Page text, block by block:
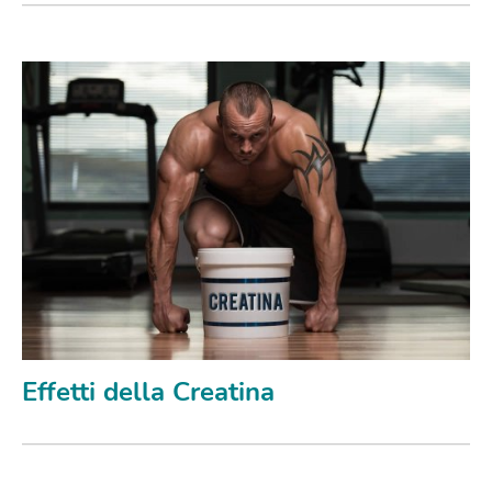
Effetti della Creatina